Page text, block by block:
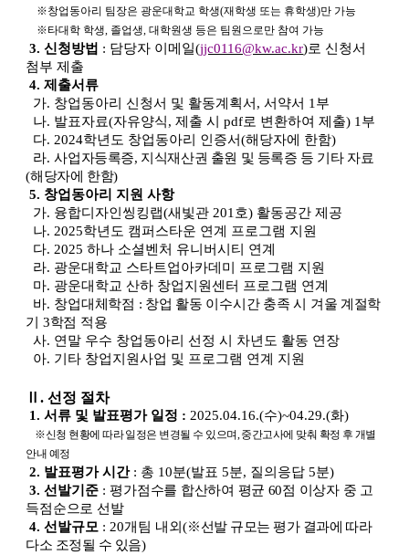
※창업동아리 팀장은 광운대학교 학생(재학생 또는 휴학생)만 가능
※타대학 학생, 졸업생,대학원생 등은 팀원으로만 참여 가능
3.신청방법 : 담당자 이메일(jjc0116@kw.ac.kr)로 신청서
첨부 제출
4.제출서류
가. 창업동아리 신청서 및 활동계획서 ,서약서 1부
나. 발표자료(자유양식,제출 시pdf로 변환하여 제출) 1부
다. 2024학년도 창업동아리 인증서(해당자에 한함)
라.사업자등록증, 지식재산권 출원 및 등록증 등 기타 자료
(해당자에 한함)
5. 창업동아리 지원 사항
가. 융합디자인씽킹랩(새빛관201호) 활동공간 제공
나. 2025학년도 캠퍼스타운 연계 프로그램 지원
다. 2025하나 소셜벤처 유니버시티 연계
라. 광운대학교 스타트업아카데미 프로그램 지원
마. 광운대학교 산하 창업지원센터 프로그램 연계
바. 창업대체학점 : 창업 활동 이수시간 충족 시 겨울 계절학
기 3학점 적용
사. 연말 우수 창업동아리 선정 시 차년도 활동 연장
아. 기타 창업지원사업 및 프로그램 연계 지원
Ⅱ.선정 절차
1.서류 및 발표평가 일정 :2025.04.16.(수)~04.29.(화)
※신청 현황에 따라 일정은 변경될 수 있으며,중간고사에 맞춰 확정 후 개별
안내 예정
2. 발표평가 시간 : 총 10분(발표5분, 질의응답5분)
3.선발기준 : 평가점수를 합산하여 평균 60점 이상자 중 고
득점순으로 선발
4.선발규모 : 20개팀 내외(※선발 규모는 평가 결과에 따라
다소 조정될 수 있음)